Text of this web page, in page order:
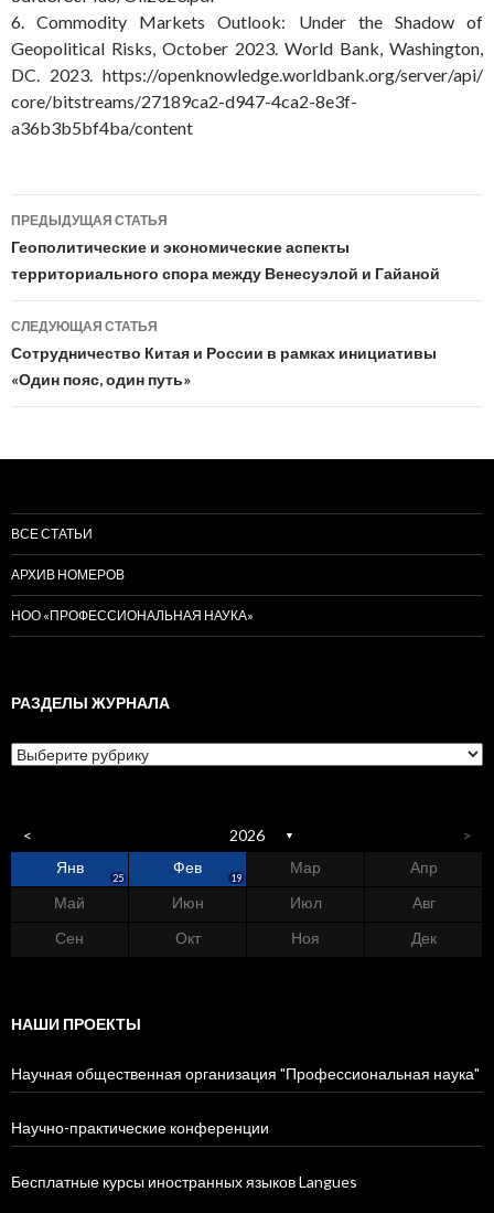
6. Commodity Markets Outlook: Under the Shadow of
Geopolitical Risks, October 2023. World Bank, Washington,
DC. 2023. https://openknowledge.worldbank.org/server/api/
core/bitstreams/27189ca2-d947-4ca2-8e3f-
a36b3b5bf4ba/content
Навигация
по
записям
ПРЕДЫДУЩАЯ СТАТЬЯ
Геополитические и экономические аспекты
территориального спора между Венесуэлой и Гайаной
СЛЕДУЮЩАЯ СТАТЬЯ
Сотрудничество Китая и России в рамках инициативы
«Один пояс, один путь»
ВСЕ СТАТЬИ
АРХИВ НОМЕРОВ
НОО «ПРОФЕССИОНАЛЬНАЯ НАУКА»
РАЗДЕЛЫ ЖУРНАЛА
Разделы
журнала
< 2026 ▼
>
Янв
25
Фев
19
Мар
Апр
Май
Июн Июл
Авг
Сен
Окт Ноя Дек
НАШИ ПРОЕКТЫ
Научная общественная организация "Профессиональная наука"
Научно-практические конференции
Бесплатные курсы иностранных языков Langues